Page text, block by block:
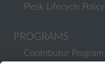
Plesk Lifecycle Policy
PROGRAMS
Contributor Program